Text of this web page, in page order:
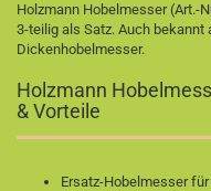
Holzmann Hobelmesser (Art.-
3-teilig als Satz. Auch bekannt
Dickenhobelmesser.
Holzmann
& Vorteile
Ersatz-Hobelmesser